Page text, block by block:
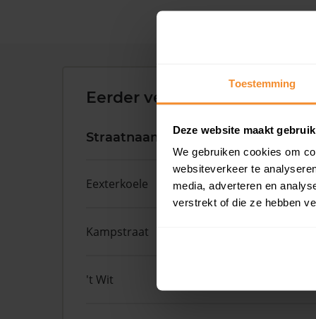
Toestemming
Deze website maakt
We gebruiken cookies om
websiteverkeer te
media, adverteren en
verstrekt of die ze hebben
Eerder verkochte woningen
Straatnaam Huisnr.
Eexterkoele 30
Kampstraat
't Wit